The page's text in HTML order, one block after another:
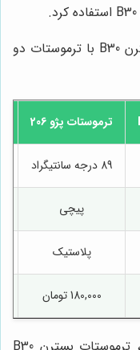
در جدول زیر، به مقایسه ترموستات بسترن B30 با ترموستات دو
ترموستات پژو 206
89 درجه سانتیگراد
پیچی
پلاستیک
180,000 تومان